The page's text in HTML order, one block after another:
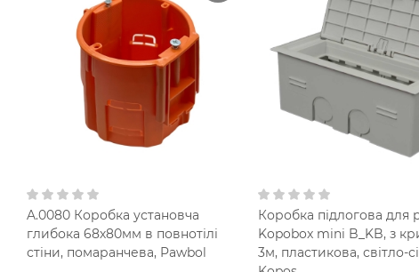
A.0080 Коробка установча
глибока 68х80мм в повнотілі
стіни, помаранчева, Pawbol
Коробка підлогова для
Kopobox mini B_KB, з
3м, пластикова, світло-